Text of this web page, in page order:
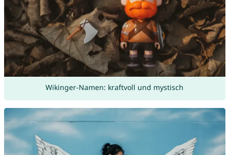
Wikinger-Namen: kraftvoll und mystisch